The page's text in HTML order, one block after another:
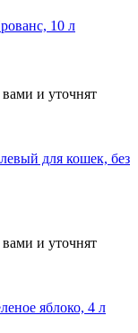
10 л
и уточнят
для кошек, без
и уточнят
яблоко, 4 л